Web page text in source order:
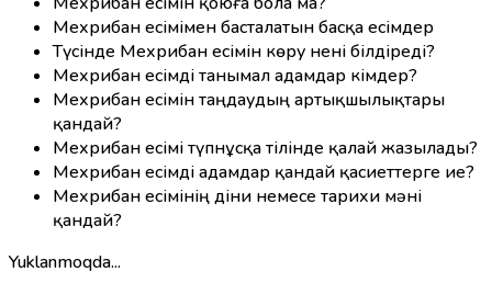
Мехрибан есімімен басталатын басқа есімдер
Түсінде Мехрибан есімін көру нені білдіреді?
Мехрибан есімді танымал адамдар кімдер?
Мехрибан есімін таңдаудың артықшылықтары
қандай?
Мехрибан есімі түпнұсқа тілінде қалай жазылады?
Мехрибан есімді адамдар қандай қасиеттерге ие?
Мехрибан есімінің діни немесе тарихи мәні
қандай?
Yuklanmoqda...